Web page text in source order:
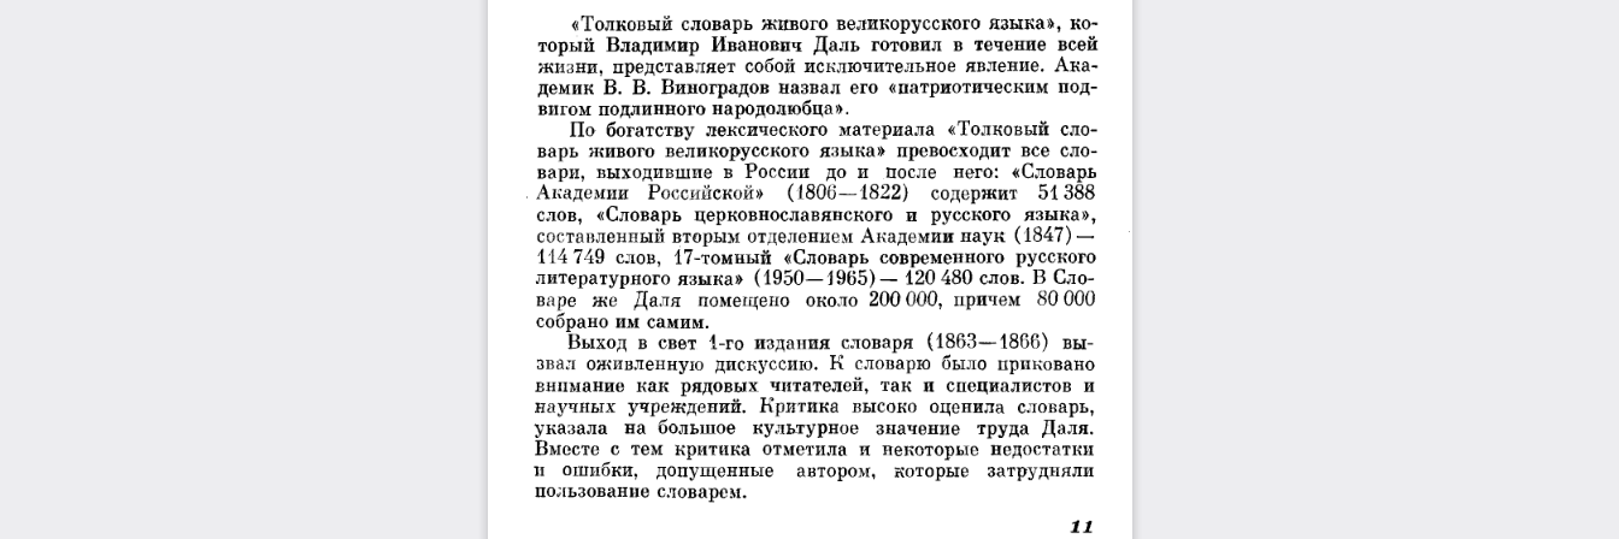
«Толковый  словарь  живого  великорусского языка»,  ко­
торый  Владимир  Иванович  Даль  готовил  в  течение  всей
жизни,  представляет  собой  исключительное  явление.  Ака­
демик  В.  В.  Виноградов  назвал  его  «патриотическим  под­
вигом подлинного народолюбца».
По  богатству  лексического  материала  «Толковый  сло­
варь  живого  великорусского  языка»  превосходит  все  сло­
вари,  выходившие  в  России  до  и  после  него:  «Словарь
Академии
Российской» (1806—1822) содержит
51388
слов,  «Словарь  церковнославянского  и  русского  языка»,
составленный вторым отделением Академии наук  (1847) —
114 749  слов,  17-томный  «Словарь  современного  русского
литературного языка»  (1950—1965)— 120 480 слов. В Сло­
варе  же  Даля  помещено  около  200 000,  причем  80 000
собрано им самим.
Выход  в  свет  1-го  издания  словаря  (1863—1866)  вы­
звал  оживленную  дискуссию.  К  словарю  было  приковано
внимание  как  рядовых  читателей,  так  и  специалистов  и
научных  учреждений.  Критика  высоко  оценила  словарь,
указала  на  большое  культурное  значение  труда  Даля.
Вместе  с  тем  критика  отметила  и  некоторые  недостатки
и  ошибки,  допущенные
автором,
которые  затрудняли
пользование словарем.
11